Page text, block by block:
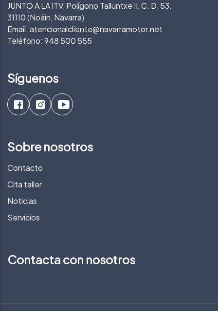
JUNTO A LA ITV, Polígono Talluntxe II, C. D, 53.
31110 (Noáin, Navarra)
Email: atencionalcliente@navarramotor.net
Teléfono: 948 500 555
Síguenos
Sobre nosotros
Contacto
Cita taller
Noticias
Servicios
Contacta con nosotros